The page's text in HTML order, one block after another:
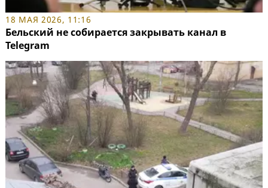
18 МАЯ 2026, 11:16
Бельский не собирается закрывать канал в
Telegram